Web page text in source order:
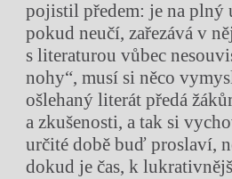
pojistil předem: je na plný
pokud neučí, zařezává v
s literaturou vůbec
nohy“, musí si něco
ošlehaný literát předá
a zkušenosti, a tak si
určité době buď proslaví,
dokud je čas, k